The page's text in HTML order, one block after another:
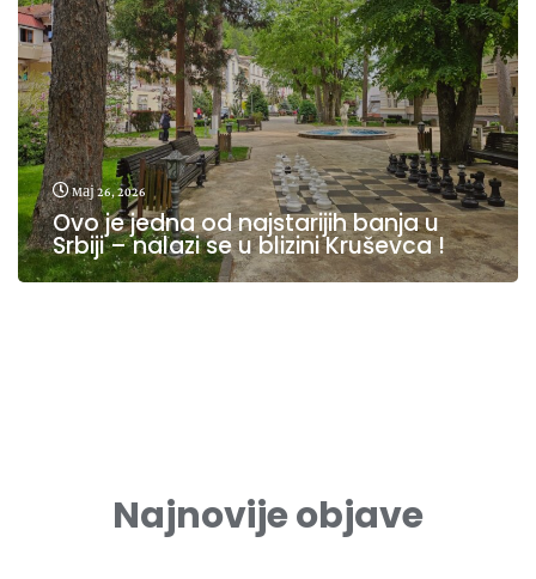
мај 26, 2026
Ovo je jedna od najstarijih banja u
Srbiji – nalazi se u blizini Kruševca !
Najnovije objave